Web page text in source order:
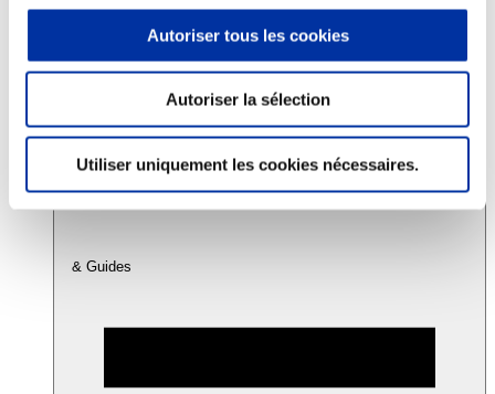
Autoriser tous les cookies
Autoriser la sélection
Utiliser uniquement les cookies nécessaires.
Viandes et santé
Juste rémunération et attractivité des métiers
Sources d’information
Accords
& Guides